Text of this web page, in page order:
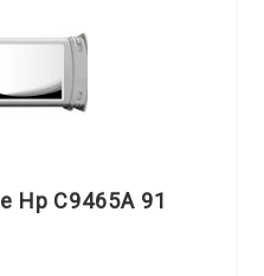
Hp C9465A 91